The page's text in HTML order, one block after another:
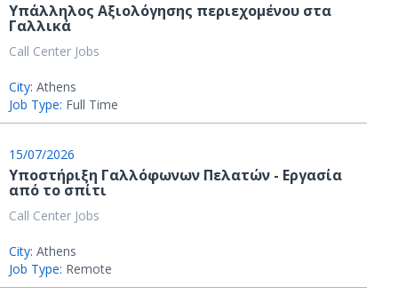
Υπάλληλος Αξιολόγησης περιεχομένου στα
Γαλλικά
Call Center Jobs
City: Athens
Job Type: Full Time
15/07/2026
Υποστήριξη Γαλλόφωνων Πελατών - Εργασία
από το σπίτι
Call Center Jobs
City: Athens
Job Type: Remote